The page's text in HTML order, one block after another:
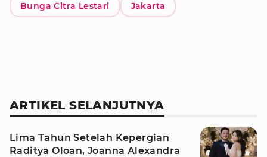
Bunga Citra Lestari Jakarta
ARTIKEL SELANJUTNYA
Lima Tahun Setelah Kepergian
Raditya Oloan, Joanna Alexandra